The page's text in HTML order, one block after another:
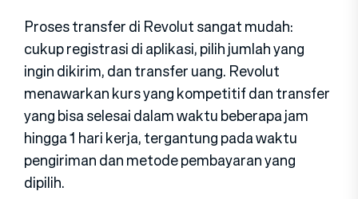
Proses transfer di Revolut sangat mudah:
cukup registrasi di aplikasi, pilih jumlah yang
ingin dikirim, dan transfer uang. Revolut
menawarkan kurs yang kompetitif dan transfer
yang bisa selesai dalam waktu beberapa jam
hingga 1 hari kerja, tergantung pada waktu
pengiriman dan metode pembayaran yang
dipilih.